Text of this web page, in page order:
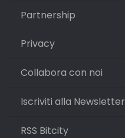
Partnership
Privacy
Collabora con noi
Iscriviti alla Newsletter
RSS Bitcity